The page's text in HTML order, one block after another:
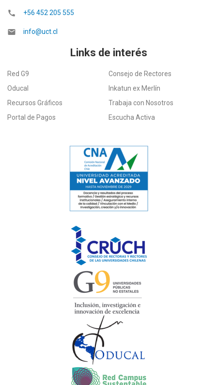
call +56 452 205 555
email info@uct.cl
Links de interés
Red G9
Consejo de Rectores
Oducal
Inkatun ex Merlín
Recursos Gráficos
Trabaja con Nosotros
Portal de Pagos
Escucha Activa